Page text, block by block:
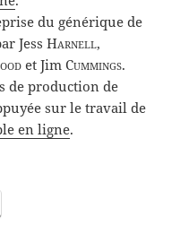
du générique de
JessHarnell,
et JimCummings.
de production de
sur le travail de
en ligne.